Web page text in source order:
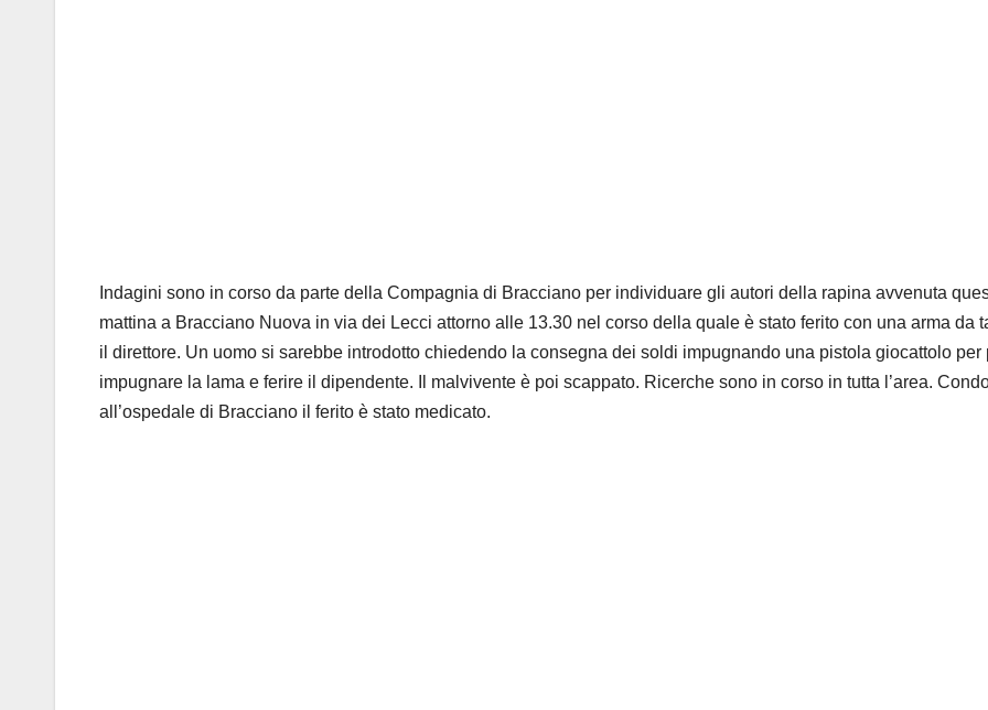
Indagini sono in corso da parte della Compagnia di Bracciano per individuare gli autori della rapina avvenuta
mattina a Bracciano Nuova in via dei Lecci attorno alle 13.30 nel corso della quale è stato ferito con una arma da
il direttore. Un uomo si sarebbe introdotto chiedendo la consegna dei soldi impugnando una pistola giocattolo per
impugnare la lama e ferire il dipendente. Il malvivente è poi scappato. Ricerche sono in corso in tutta l’area.
all’ospedale di Bracciano il ferito è stato medicato.